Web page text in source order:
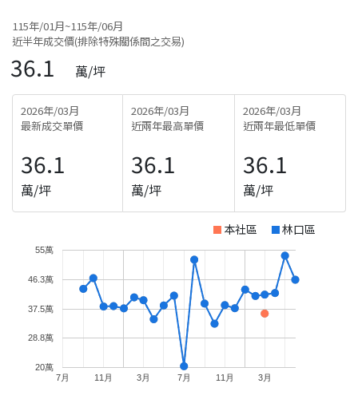
115年/01月~115年/06月
近半年成交價(排除特殊關係間之交易)
36.1 萬/坪
2026年/03月
最新成交單價
36.1
萬/坪
2026年/03月
近兩年最高單價
36.1
萬/坪
2026年/03月
近兩年最低單價
36.1
萬/坪
本社區 林口區
7月 11月 3月 7月 11月 3月
20萬
28.8萬
37.5萬
46.3萬
55萬